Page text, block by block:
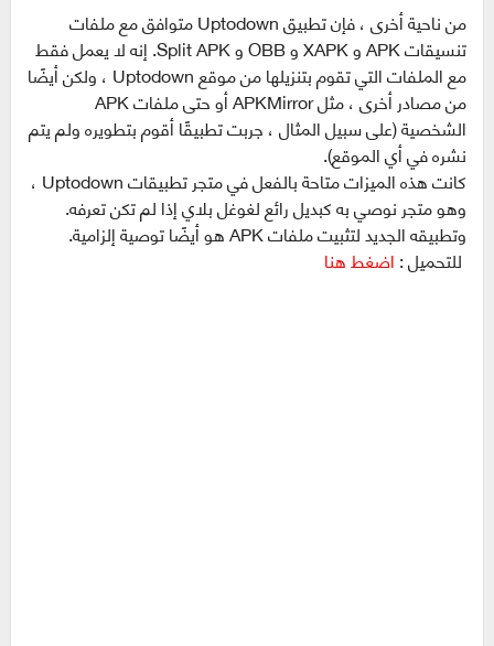
من ناحية أخرى ، فإن تطبيق Uptodown متوافق مع ملفات
تنسيقات APK و XAPK و OBB و Split APK. إنه لا يعمل فقط
مع الملفات التي تقوم بتنزيلها من موقع Uptodown ، ولكن أيضًا
من مصادر أخرى ، مثل APKMirror أو حتى ملفات APK
الشخصية (على سبيل المثال ، جربت تطبيقًا أقوم بتطويره ولم يتم
نشره في أي الموقع).
كانت هذه الميزات متاحة بالفعل في متجر تطبيقات Uptodown ،
وهو متجر نوصي به كبديل رائع لغوغل بلاي إذا لم تكن تعرفه.
وتطبيقه الجديد لتثبيت ملفات APK هو أيضًا توصية إلزامية.
للتحميل :اضغط هنا